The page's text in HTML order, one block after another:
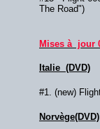
The Road")
Mises à jour
Italie (DVD)
#1. (new)
Norvège(DVD)